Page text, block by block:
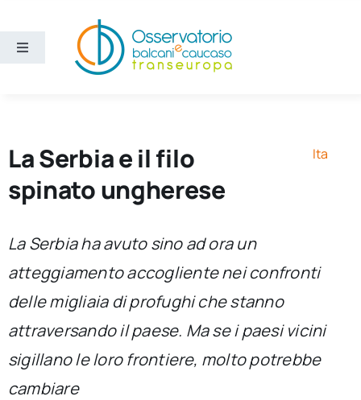
contenuto
Toggle
Ricerca e divulgazione
Sezioni
Chi siamo
per:
La Serbia e il filo
spinato ungherese
Ita
La Serbia ha avuto sino ad ora un
atteggiamento accogliente nei confronti
delle migliaia di profughi che stanno
attraversando il paese. Ma se i paesi vicini
sigillano le loro frontiere, molto potrebbe
cambiare